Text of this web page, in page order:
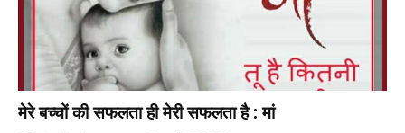
मेरे बच्चों की सफलता ही मेरी सफलता है : मां